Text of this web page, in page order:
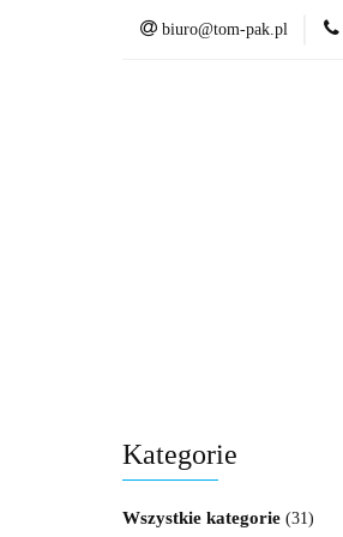
biuro@tom-pak.pl
Kategorie
Wszystkie kategorie (31)